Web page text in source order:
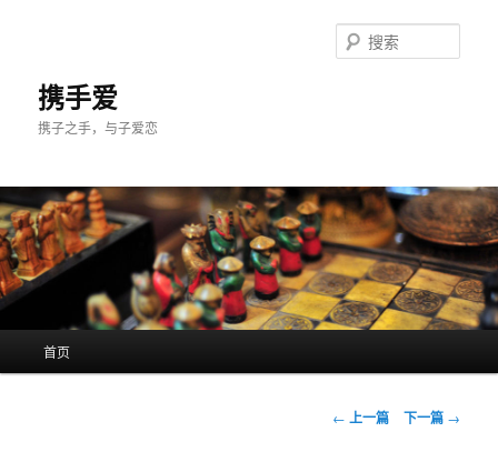
携手爱
携子之手，与子爱恋
索
首页
文
← 上一篇 下一篇 →